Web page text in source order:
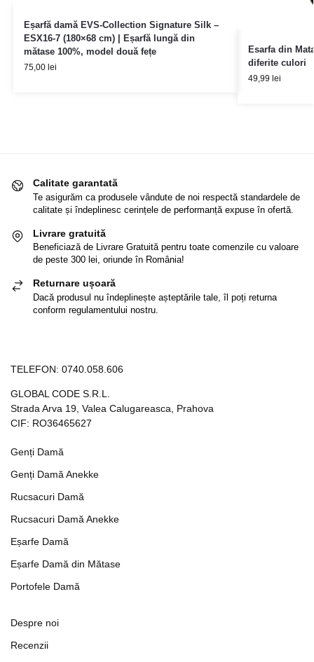
Eșarfă damă EVS-Collection Signature Silk –
ESX16-7 (180×68 cm) | Eșarfă lungă din
mătase 100%, model două fețe
75,00 lei
Esarfa din
diferite culori
49,99 lei
Calitate garantată
Te asigurăm ca produsele vândute de noi respectă standardele de
calitate și îndeplinesc cerințele de performanță expuse în ofertă.
Livrare gratuită
Beneficiază de Livrare Gratuită pentru toate comenzile cu valoare
de peste 300 lei, oriunde în România!
Returnare ușoară
Dacă produsul nu îndeplinește așteptările tale, îl poți returna
conform regulamentului nostru.
TELEFON: 0740.058.606
GLOBAL CODE S.R.L.
Strada Arva 19, Valea Calugareasca, Prahova
CIF: RO36465627
Genți Damă
Genți Damă Anekke
Rucsacuri Damă
Rucsacuri Damă Anekke
Eșarfe Damă
Eșarfe Damă din Mătase
Portofele Damă
Despre noi
Recenzii